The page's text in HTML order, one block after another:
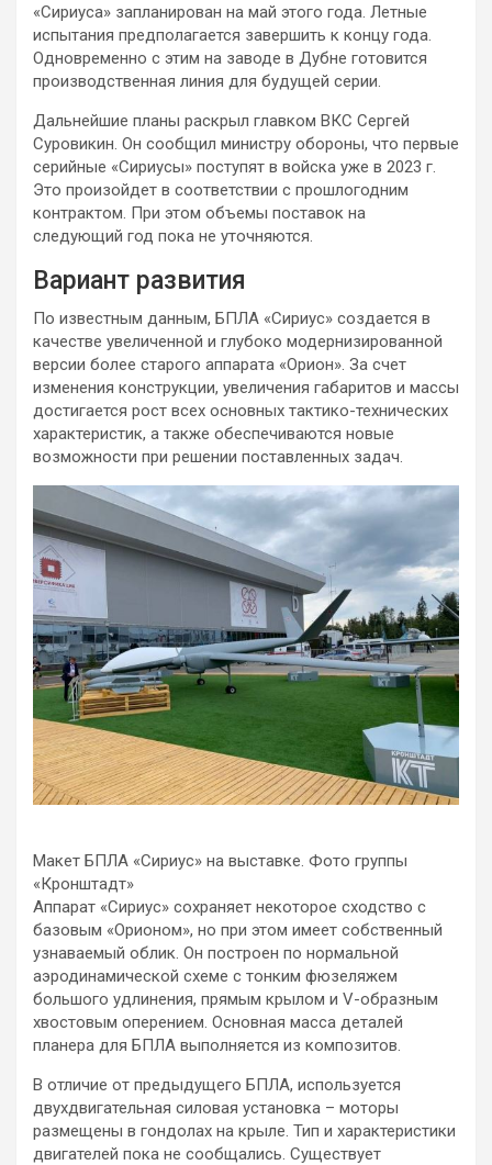
«Сириуса» запланирован на май этого года. Летные
испытания предполагается завершить к концу года.
Одновременно с этим на заводе в Дубне готовится
производственная линия для будущей серии.
Дальнейшие планы раскрыл главком ВКС Сергей
Суровикин. Он сообщил министру обороны, что первые
серийные «Сириусы» поступят в войска уже в 2023 г.
Это произойдет в соответствии с прошлогодним
контрактом. При этом объемы поставок на
следующий год пока не уточняются.
Вариант развития
По известным данным, БПЛА «Сириус» создается в
качестве увеличенной и глубоко модернизированной
версии более старого аппарата «Орион». За счет
изменения конструкции, увеличения габаритов и массы
достигается рост всех основных тактико-технических
характеристик, а также обеспечиваются новые
возможности при решении поставленных задач.
Макет БПЛА «Сириус» на выставке. Фото группы
«Кронштадт»
Аппарат «Сириус» сохраняет некоторое сходство с
базовым «Орионом», но при этом имеет собственный
узнаваемый облик. Он построен по нормальной
аэродинамической схеме с тонким фюзеляжем
большого удлинения, прямым крылом и V-образным
хвостовым оперением. Основная масса деталей
планера для БПЛА выполняется из композитов.
В отличие от предыдущего БПЛА, используется
двухдвигательная силовая установка – моторы
размещены в гондолах на крыле. Тип и характеристики
двигателей пока не сообщались. Существует